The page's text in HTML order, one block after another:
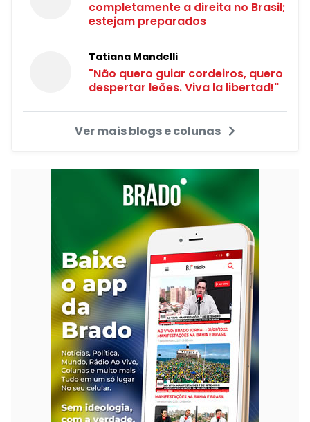
completamente a direita no Brasil;
estejam preparados
Tatiana Mandelli
"Não quero guiar cordeiros, quero
despertar leões. Viva la libertad!"
Ver mais blogs e colunas